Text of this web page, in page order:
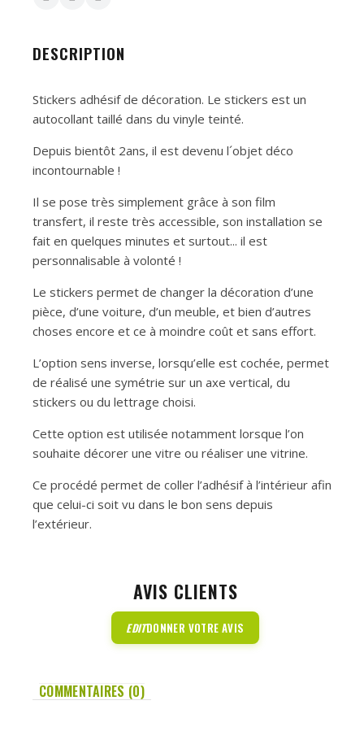
DESCRIPTION
Stickers adhésif de décoration. Le stickers est un
autocollant taillé dans du vinyle teinté.
Depuis bientôt 2ans, il est devenu l´objet déco
incontournable !
Il se pose très simplement grâce à son film
transfert, il reste très accessible, son installation se
fait en quelques minutes et surtout... il est
personnalisable à volonté !
Le stickers permet de changer la décoration d’une
pièce, d’une voiture, d’un meuble, et bien d’autres
choses encore et ce à moindre coût et sans effort.
L’option sens inverse, lorsqu’elle est cochée, permet
de réalisé une symétrie sur un axe vertical, du
stickers ou du lettrage choisi.
Cette option est utilisée notamment lorsque l’on
souhaite décorer une vitre ou réaliser une vitrine.
Ce procédé permet de coller l’adhésif à l’intérieur afin
que celui-ci soit vu dans le bon sens depuis
l’extérieur.
AVIS CLIENTS
EDITDONNER VOTRE AVIS
COMMENTAIRES (0)